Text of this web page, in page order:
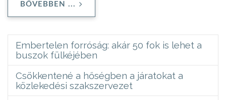
BŐVEBBEN ...
Embertelen forróság: akár 50 fok is lehet a
buszok fülkéjében
Csökkentené a hőségben a járatokat a
közlekedési szakszervezet